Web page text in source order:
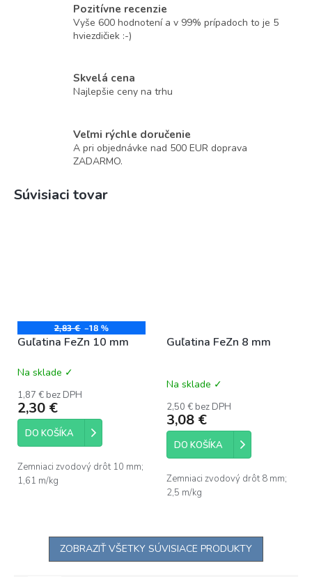
Pozitívne recenzie
Vyše 600 hodnotení a v 99% prípadoch to je 5
hviezdičiek :-)
Skvelá cena
Najlepšie ceny na trhu
Veľmi rýchle doručenie
A pri objednávke nad 500 EUR doprava
ZADARMO.
Súvisiaci tovar
2,83 € –18 %
Guľatina FeZn 10 mm
Priemerné
produktu
je
0,0
hviezdičiek.
Na sklade ✓
1,87 € bez DPH
2,30 €
DO KOŠÍKA
Zemniaci zvodový drôt 10 mm;
1,61 m/kg
Guľatina FeZn 8 mm
Na sklade ✓
2,50 € bez DPH
3,08 €
DO KOŠÍKA
Zemniaci zvodový drôt 8 mm;
2,5 m/kg
ZOBRAZIŤ VŠETKY SÚVISIACE PRODUKTY